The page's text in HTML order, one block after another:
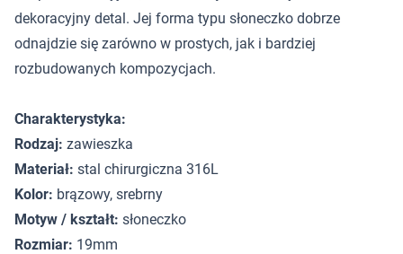
dekoracyjny detal. Jej forma typu słoneczko dobrze
odnajdzie się zarówno w prostych, jak i bardziej
rozbudowanych kompozycjach.
Charakterystyka:
Rodzaj: zawieszka
Materiał: stal chirurgiczna 316L
Kolor: brązowy, srebrny
Motyw / kształt: słoneczko
Rozmiar: 19mm